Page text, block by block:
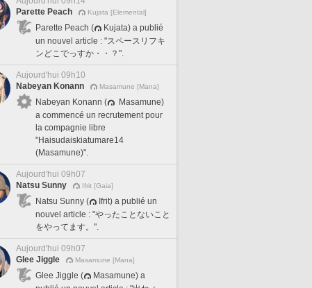
Parette Peach
Kujata [Elemental]
Parette Peach (
Kujata) a publié
un nouvel article : "スペースリフキ
ンどこでっすか・・？".
Aujourd'hui 09h10
Nabeyan Konann
Masamune [Mana]
Nabeyan Konann (
Masamune)
a commencé un recrutement pour
la compagnie libre
"Haisudaiskiatumare14
(Masamune)".
Aujourd'hui 09h07
Natsu Sunny
Ifrit [Gaia]
Natsu Sunny (
Ifrit) a publié un
nouvel article : "やったことないこと
をやってます。".
Aujourd'hui 09h07
Glee Jiggle
Masamune [Mana]
Glee Jiggle (
Masamune) a